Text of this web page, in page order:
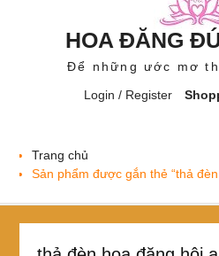
HOA ĐĂNG
Để những ước mơ
Login / Register
Trang chủ
Sản phẩm được gắn thẻ “thả